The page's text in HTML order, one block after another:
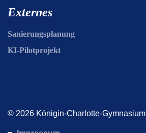
Externes
Sanierungsplanung
KI-Pilotprojekt
© 2026 Königin-Charlotte-Gymnasium